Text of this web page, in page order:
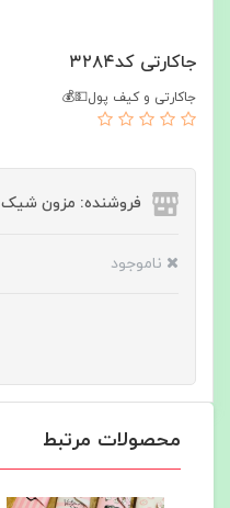
جاکارتی کد۳۲۸۴
جاکارتی و کیف پول💵💰
فروشنده: مزون شیک
ناموجود
محصولات مرتبط